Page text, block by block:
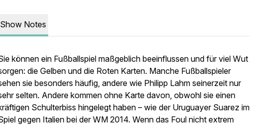
Show Notes
können ein Fußballspiel maßgeblich beeinflussen und für viel Wut
die Gelben und die Roten Karten. Manche Fußballspieler
sie besonders häufig, andere wie Philipp Lahm seinerzeit nur
selten. Andere kommen ohne Karte davon, obwohl sie einen
Schulterbiss hingelegt haben – wie der Uruguayer Suarez im
gegen Italien bei der WM 2014. Wenn das Foul nicht extrem